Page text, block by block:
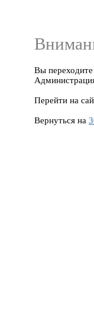
Вы
Перейти на
Вернуться на